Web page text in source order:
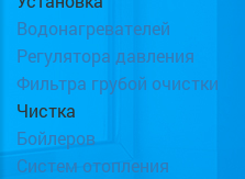
Водонагревателей
Регулятора давления
Фильтра грубой очистки
Чистка
Бойлеров
Систем отопления